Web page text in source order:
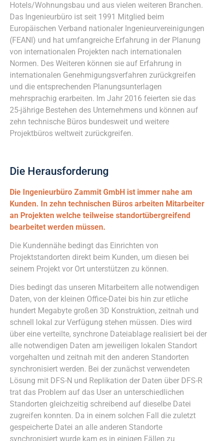
Hotels/Wohnungsbau und aus vielen weiteren Branchen.
Das Ingenieurbüro ist seit 1991 Mitglied beim
Europäischen Verband nationaler Ingenieurvereinigungen
(FEANI) und hat umfangreiche Erfahrung in der Planung
von internationalen Projekten nach internationalen
Normen. Des Weiteren können sie auf Erfahrung in
internationalen Genehmigungsverfahren zurückgreifen
und die entsprechenden Planungsunterlagen
mehrsprachig erarbeiten. Im Jahr 2016 feierten sie das
25-jährige Bestehen des Unternehmens und können auf
zehn technische Büros bundesweit und weitere
Projektbüros weltweit zurückgreifen.
Die Herausforderung
Die Ingenieurbüro Zammit GmbH ist immer nahe am
Kunden. In zehn technischen Büros arbeiten Mitarbeiter
an Projekten welche teilweise standortübergreifend
bearbeitet werden müssen.
Die Kundennähe bedingt das Einrichten von
Projektstandorten direkt beim Kunden, um diesen bei
seinem Projekt vor Ort unterstützen zu können.
Dies bedingt das unseren Mitarbeitern alle notwendigen
Daten, von der kleinen Office-Datei bis hin zur etliche
hundert Megabyte großen 3D Konstruktion, zeitnah und
schnell lokal zur Verfügung stehen müssen. Dies wird
über eine verteilte, synchrone Dateiablage realisiert bei der
alle notwendigen Daten am jeweiligen lokalen Standort
vorgehalten und zeitnah mit den anderen Standorten
synchronisiert werden. Bei der zunächst verwendeten
Lösung mit DFS-N und Replikation der Daten über DFS-R
trat das Problem auf das User an unterschiedlichen
Standorten gleichzeitig schreibend auf dieselbe Datei
zugreifen konnten. Da in einem solchen Fall die zuletzt
gespeicherte Datei an alle anderen Standorte
synchronisiert wurde kam es in einigen Fällen zu